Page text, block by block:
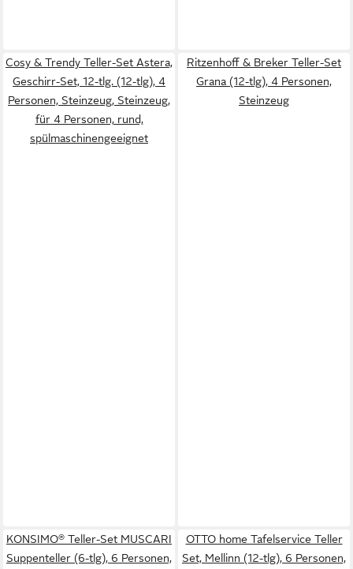
Cosy & Trendy Teller-Set Astera,
Geschirr-Set, 12-tlg. (12-tlg), 4
Personen, Steinzeug, Steinzeug,
für 4 Personen, rund,
spülmaschinengeeignet
Ritzenhoff & Breker Teller-Set
Grana (12-tlg), 4 Personen,
Steinzeug
KONSIMO® Teller-Set MUSCARI
Suppenteller (6-tlg), 6 Personen,
OTTO home Tafelservice Teller
Set, Mellinn (12-tlg), 6 Personen,